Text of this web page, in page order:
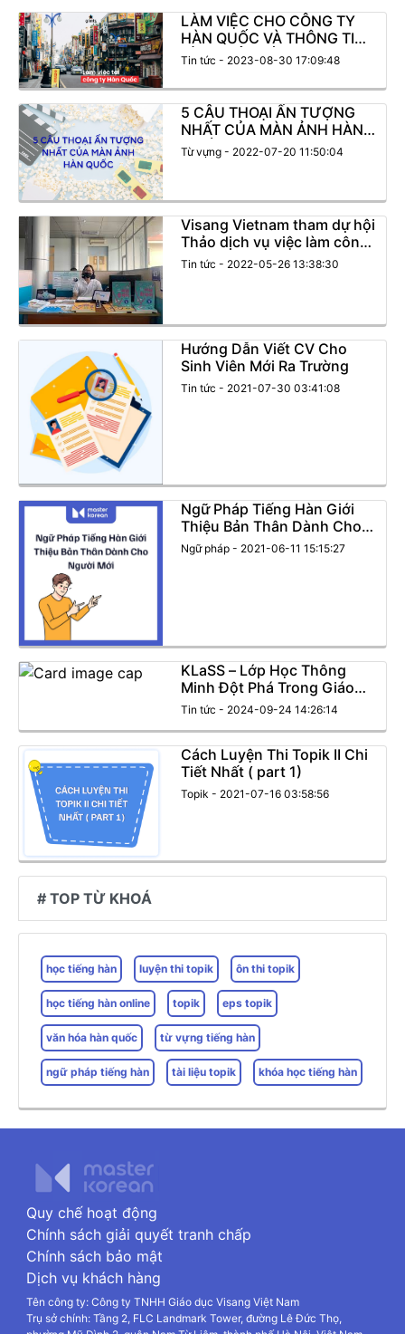
LÀM VIỆC CHO CÔNG TY
HÀN QUỐC VÀ THÔNG TIN
CẦN PHẢI BIẾT
Tin tức - 2023-08-30 17:09:48
5 CÂU THOẠI ẤN TƯỢNG
NHẤT CỦA MÀN ẢNH HÀN
QUỐC
Từ vựng - 2022-07-20 11:50:04
Visang Vietnam tham dự hội
Thảo dịch vụ việc làm công
ty doanh nghiệp Hàn Quốc
Tin tức - 2022-05-26 13:38:30
Hướng Dẫn Viết CV Cho
Sinh Viên Mới Ra Trường
Tin tức - 2021-07-30 03:41:08
Ngữ Pháp Tiếng Hàn Giới
Thiệu Bản Thân Dành Cho
Người Mới Bắt Đầu
Ngữ pháp - 2021-06-11 15:15:27
KLaSS – Lớp Học Thông
Minh Đột Phá Trong Giáo
Dục Tiếng Hàn Của Visang
Tin tức - 2024-09-24 14:26:14
Cách Luyện Thi Topik II Chi
Tiết Nhất ( part 1)
Topik - 2021-07-16 03:58:56
# TOP TỪ KHOÁ
học tiếng hàn luyện thi topik ôn thi topik
học tiếng hàn online topik eps topik
văn hóa hàn quốc từ vựng tiếng hàn
ngữ pháp tiếng hàn tài liệu topik khóa học tiếng hàn
Quy chế hoạt động
Chính sách giải quyết tranh chấp
Chính sách bảo mật
Dịch vụ khách hàng
Tên công ty: Công ty TNHH Giáo dục Visang Việt Nam
Trụ sở chính: Tầng 2, FLC Landmark Tower, đường Lê Đức Thọ,